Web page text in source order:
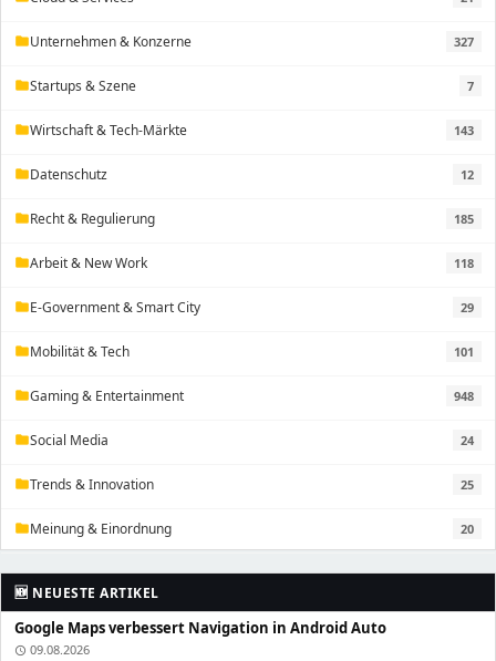
folderUnternehmen & Konzerne 327
folderStartups & Szene 7
folderWirtschaft & Tech-Märkte 143
folderDatenschutz 12
folderRecht & Regulierung 185
folderArbeit & New Work 118
folderE-Government & Smart City 29
folderMobilität & Tech 101
folderGaming & Entertainment 948
folderSocial Media 24
folderTrends & Innovation 25
folderMeinung & Einordnung 20
🆕 NEUESTE ARTIKEL
Google Maps verbessert Navigation in Android Auto
schedule 09.08.2026